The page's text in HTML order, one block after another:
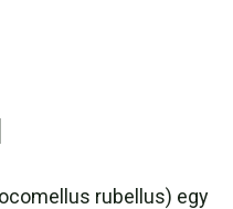
rubellus) egy